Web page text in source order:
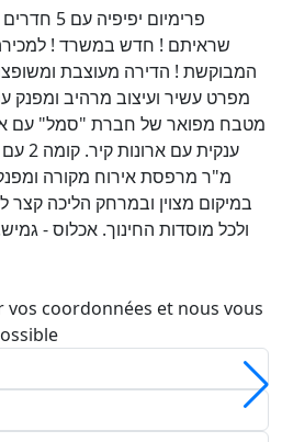
שראיתם ! חדש במשרד !
המבוקשת ! הדירה מעוצבת
מפרט עשיר ועיצוב מרהיב ומפנק
מטבח מפואר של חברת "סמל" עם
במיקום מצוין ובמרחק הליכה
ולכל מוסדות החינוך. אכלוס -
coordonnées et nous vous